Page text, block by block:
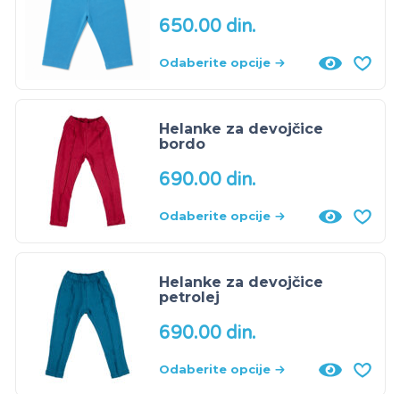
650.00 din.
Odaberite opcije
Helanke za devojčice
bordo
690.00 din.
Odaberite opcije
Helanke za devojčice
petrolej
690.00 din.
Odaberite opcije